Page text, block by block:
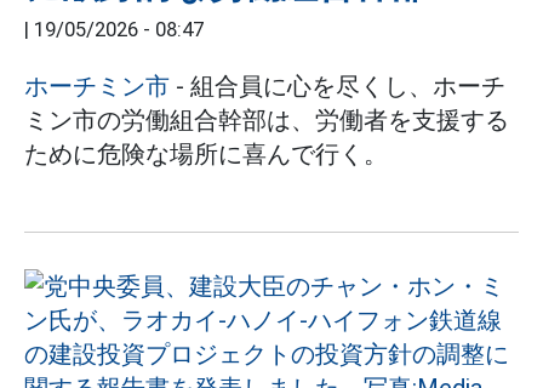
| 19/05/2026 - 08:47
ホーチミン市 - 組合員に心を尽くし、ホーチ
ミン市の労働組合幹部は、労働者を支援する
ために危険な場所に喜んで行く。